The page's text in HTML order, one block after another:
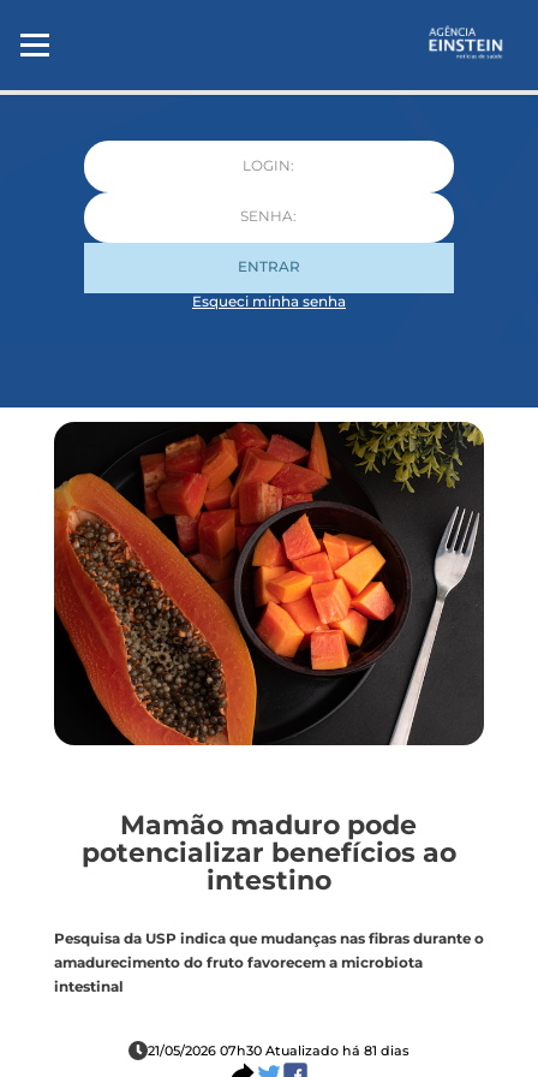
ENTRAR
Esqueci minha senha
Mamão maduro pode
potencializar benefícios ao
intestino
Pesquisa da USP indica que mudanças nas fibras durante o
amadurecimento do fruto favorecem a microbiota
intestinal
21/05/2026 07h30 Atualizado há 81 dias